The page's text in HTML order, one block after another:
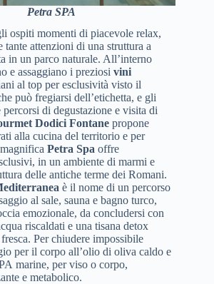
Petra SPA
ospiti momenti di piacevole relax,
tante attenzioni di una struttura a
in un parco naturale. All’interno
e assaggiano i preziosi vini
al top per esclusività visto il
può fregiarsi dell’etichetta, e gli
di degustazione e visita di
Dodici Fontane propone
alla cucina del territorio e per
Petra Spa offre
in un ambiente di marmi e
delle antiche terme dei Romani.
è il nome di un percorso
al sale, sauna e bagno turco,
emozionale, da concludersi con
riscaldati e una tisana detox
Per chiudere impossibile
per il corpo all’olio di oliva caldo e
marine, per viso o corpo,
e metabolico.